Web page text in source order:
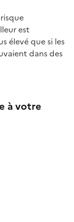
est
élevé que si les
dans des
à votre